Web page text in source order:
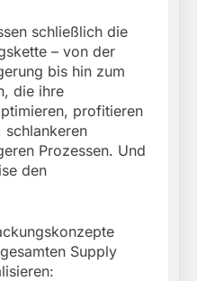
schließlich die
– von der
bis hin zum
die ihre
profitieren
schlankeren
Prozessen. Und
den
Supply